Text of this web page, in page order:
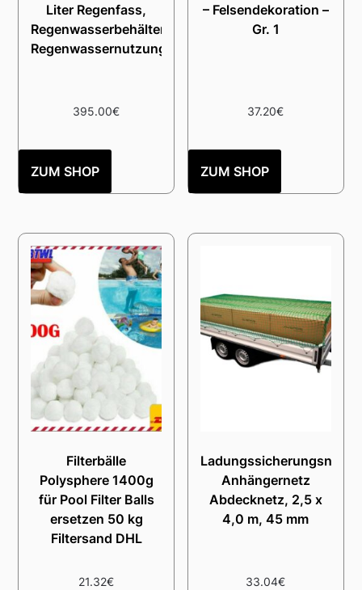
Liter Regenfass,
Regenwasserbehälter,
Regenwassernutzung
395.00€
ZUM SHOP
– Felsendekoration –
Gr. 1
37.20€
ZUM SHOP
Filterbälle
Polysphere 1400g
für Pool Filter Balls
ersetzen 50 kg
Filtersand DHL
21.32€
Ladungssicherungsnetz
Anhängernetz
Abdecknetz, 2,5 x
4,0 m, 45 mm
33.04€